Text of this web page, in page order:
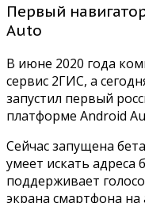
Первый
Auto
В июне 2020 года
сервис 2ГИС, а
запустил первый
платформе Android
Сейчас запущена
умеет искать адреса
поддерживает
экрана смартфона